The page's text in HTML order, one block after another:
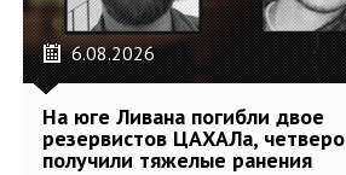
6.08.2026
На юге Ливана погибли двое
резервистов ЦАХАЛа, четверо
получили тяжелые ранения